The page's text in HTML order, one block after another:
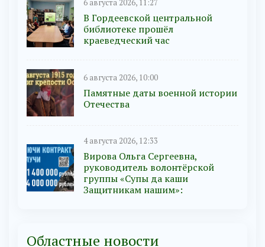
6 августа 2026, 11:27
В Гордеевской центральной
библиотеке прошёл
краеведческий час
6 августа 2026, 10:00
Памятные даты военной истории
Отечества
4 августа 2026, 12:33
Вирова Ольга Сергеевна,
руководитель волонтёрской
группы «Супы да каши
Защитникам нашим»:
Областные новости